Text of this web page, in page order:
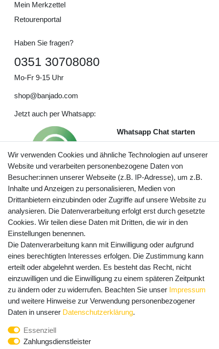
Mein Merkzettel
Retourenportal
Haben Sie fragen?
0351 30708080
Mo-Fr 9-15 Uhr
shop@banjado.com
Jetzt auch per Whatsapp:
Whatsapp Chat starten
Preisangaben inkl. gesetzl. MwSt. und zzgl. Service- und
Versandkosten
Newsletter Anmeldung - Keine Angebote
mehr verpassen!
E-MAIL **
Newsletter
Honig
Hiermit bestätige ich, dass ich dieDaten­schutz­erklärung
widerrufen.**
Wir verwenden Cookies und ähnliche Technologien auf unserer
Website und verarbeiten personenbezogene Daten von
Besucher:innen unserer Webseite (z.B. IP-Adresse), um z.B.
Inhalte und Anzeigen zu personalisieren, Medien von
Drittanbietern einzubinden oder Zugriffe auf unsere Website zu
analysieren. Die Datenverarbeitung erfolgt erst durch gesetzte
Cookies. Wir teilen diese Daten mit Dritten, die wir in den
Einstellungen benennen.
Die Datenverarbeitung kann mit Einwilligung oder aufgrund
eines berechtigten Interesses erfolgen. Die Zustimmung kann
erteilt oder abgelehnt werden. Es besteht das Recht, nicht
einzuwilligen und die Einwilligung zu einem späteren Zeitpunkt
zu ändern oder zu widerrufen. Beachten Sie unser Impressum
und weitere Hinweise zur Verwendung personenbezogener
Daten in unserer Daten­schutz­erklärung.
Essenziell
Zahlungsdienstleister